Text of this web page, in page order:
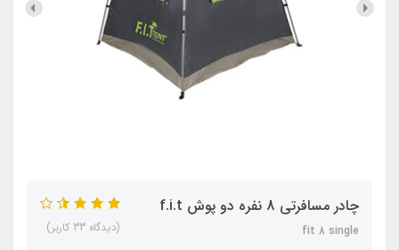
چادر مسافرتی 8 نفره دو پوش f.i.t
fit 8 single (دیدگاه 33 کاربر)